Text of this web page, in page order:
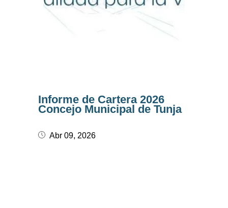
Informe de Cartera 2026
Concejo Municipal de Tunja
Abr 09, 2026